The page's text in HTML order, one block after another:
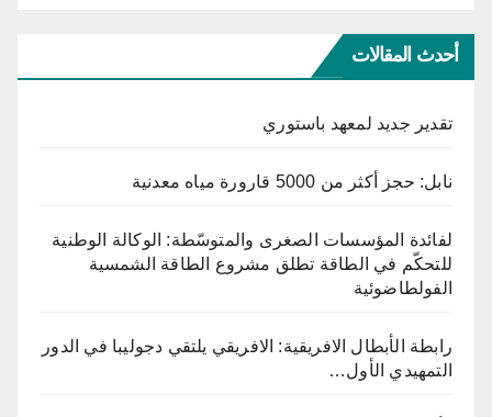
أحدث المقالات
تقدير جديد لمعهد باستوري
نابل: حجز أكثر من 5000 قارورة مياه معدنية
لفائدة المؤسسات الصغرى والمتوسّطة: الوكالة الوطنية
للتحكّم في الطاقة تطلق مشروع الطاقة الشمسية
الفولطاضوئية
رابطة الأبطال الافريقية: الافريقي يلتقي دجوليبا في الدور
التمهيدي الأول…